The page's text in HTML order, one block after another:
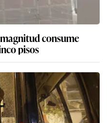
consume
pisos